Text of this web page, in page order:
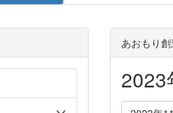
あおもり
2023